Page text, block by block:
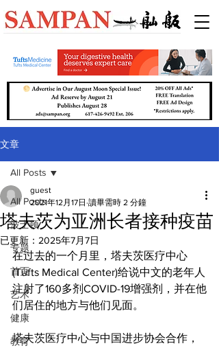
文章
All Posts
波士顿
专题
首页
艺术
健康
教育
All Posts
塔夫茨为亚洲长者接种疫苗
guest
2021年12月17日 讀畢需時 2 分鐘
已更新： 2025年7月7日
在过去的一个月里，塔夫茨医疗中心
(Tufts Medical Center)给说中文的老年人
注射了160多剂COVID-19增强剂，并在他
们居住的地方与他们见面。
塔夫茨医疗中心与中国进步协会合作，